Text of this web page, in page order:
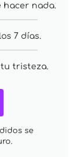
hacer nada.
7 días.
tristeza.
se